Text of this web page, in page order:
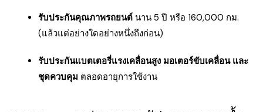
รับประกันคุณภาพรถยนต์ นาน 5 ปี หรือ 160,000 กม.
(แล้วแต่อย่างใดอย่างหนึ่งถึงก่อน)
รับประกันแบตเตอรี่แรงเคลื่อนสูง มอเตอร์ขับเคลื่อน และ
ชุดควบคุม ตลอดอายุการใช้งาน